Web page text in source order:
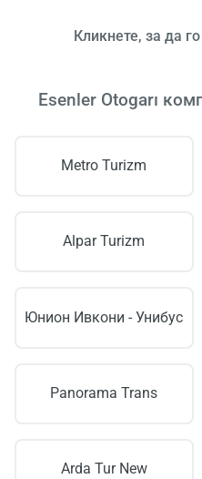
Кликнете, за да
Esenler Otogarı
Metro Turizm
Alpar Turizm
Юнион Ивкони - Унибус
Panorama Trans
Arda Tur New